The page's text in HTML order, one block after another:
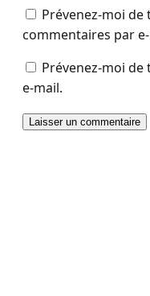
Prévenez-moi de
commentaires par
Prévenez-moi
e-mail.